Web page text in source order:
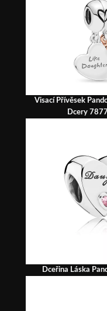
Visací Přívěsek
Dcery
Dceřina Láska